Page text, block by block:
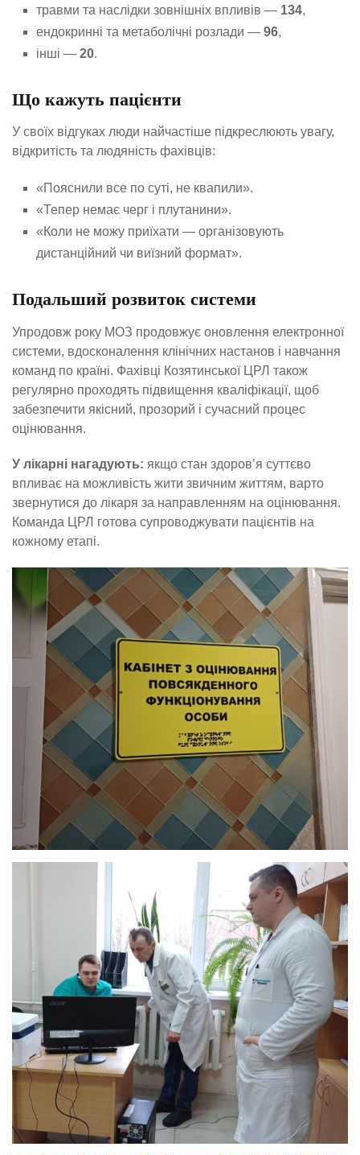
травми та наслідки зовнішніх впливів — 134,
ендокринні та метаболічні розлади — 96,
інші — 20.
Що кажуть пацієнти
У своїх відгуках люди найчастіше підкреслюють увагу,
відкритість та людяність фахівців:
«Пояснили все по суті, не квапили».
«Тепер немає черг і плутанини».
«Коли не можу приїхати — організовують
дистанційний чи виїзний формат».
Подальший розвиток системи
Упродовж року МОЗ продовжує оновлення електронної
системи, вдосконалення клінічних настанов і навчання
команд по країні. Фахівці Козятинської ЦРЛ також
регулярно проходять підвищення кваліфікації, щоб
забезпечити якісний, прозорий і сучасний процес
оцінювання.
У лікарні нагадують: якщо стан здоров’я суттєво
впливає на можливість жити звичним життям, варто
звернутися до лікаря за направленням на оцінювання.
Команда ЦРЛ готова супроводжувати пацієнтів на
кожному етапі.